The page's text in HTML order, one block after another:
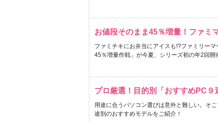
お値段そのまま45％増量！ファミ
ファミチキにお弁当にアイスも!?ファミリー
45％増量作戦」が今夏、シリーズ初の年2回開
プロ厳選！目的別「おすすめPC９
用途に合うパソコン選びは意外と難しい。そ
途別のおすすめモデルをご紹介！